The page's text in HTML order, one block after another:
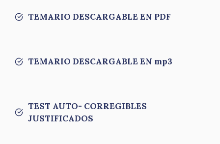
TEMARIO DESCARGABLE EN PDF
TEMARIO DESCARGABLE EN mp3
TEST AUTO- CORREGIBLES
JUSTIFICADOS